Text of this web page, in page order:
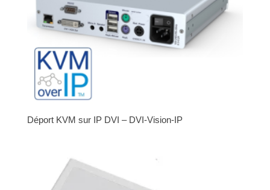
Déport KVM sur IP DVI – DVI-Vision-IP